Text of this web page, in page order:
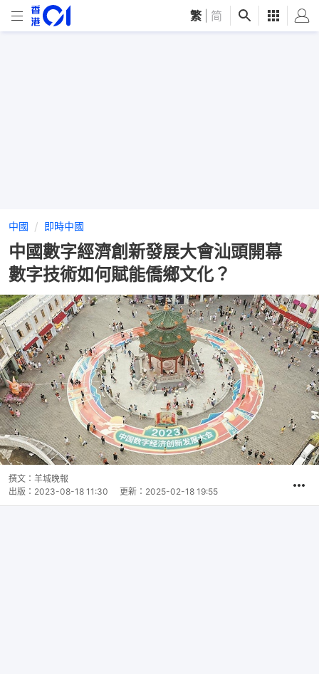
繁 简
中國 即時中國
中國數字經濟創新發展大會汕頭開幕
數字技術如何賦能僑鄉文化？
撰文： 羊城晚報
出版： 2023-08-18 11:30 更新： 2025-02-18 19:55